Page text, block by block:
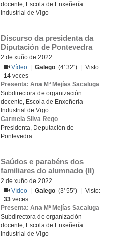
docente, Escola de Enxeñería
Industrial de Vigo
Discurso da presidenta da
Diputación de Pontevedra
2 de xuño de 2022
Vídeo
|Galego (4' 32'') | Visto:
14 veces
Presenta: Ana Mª Mejías Sacaluga
Subdirectora de organización
docente, Escola de Enxeñería
Industrial de Vigo
Carmela Silva Rego
Presidenta, Deputación de
Pontevedra
Saúdos e parabéns dos
familiares do alumnado (II)
2 de xuño de 2022
Vídeo
|Galego (3' 55'') | Visto:
33 veces
Presenta: Ana Mª Mejías Sacaluga
Subdirectora de organización
docente, Escola de Enxeñería
Industrial de Vigo